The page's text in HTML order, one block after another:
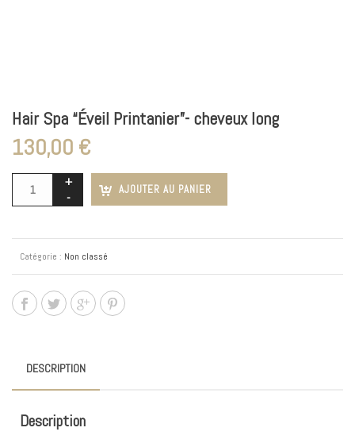
Hair Spa “Éveil Printanier”- cheveux long
130,00 €
AJOUTER AU PANIER
Catégorie : Non classé
DESCRIPTION
Description